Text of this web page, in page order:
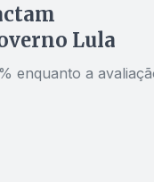
Lula
enquanto a